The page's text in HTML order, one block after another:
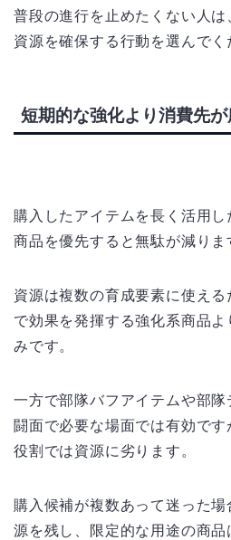
普段の進行を止めたくない人
資源を確保する行動を選んでく
短期的な強化より消費先
購入したアイテムを長く活用
商品を優先すると無駄が減りま
資源は複数の育成要素に使え
で効果を発揮する強化系商品
みです。
一方で部隊バフアイテムや部
闘面で必要な場面では有効で
役割では資源に劣ります。
購入候補が複数あって迷った
源を残し、限定的な用途の商